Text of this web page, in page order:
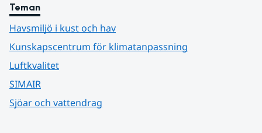
Teman
Havsmiljö i kust och hav
Kunskapscentrum för klimatanpassning
Luftkvalitet
SIMAIR
Sjöar och vattendrag